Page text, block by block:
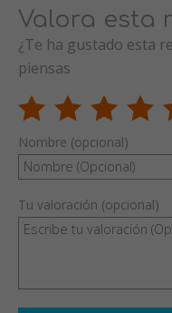
Valora esta
¿Te ha gustado esta
piensas
Nombre (opcional)
Tu valoración (opcional)